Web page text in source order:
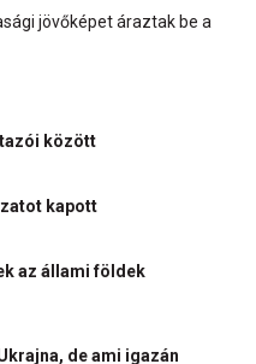
jövőképet áraztak be a
között
kapott
az állami földek
de ami igazán